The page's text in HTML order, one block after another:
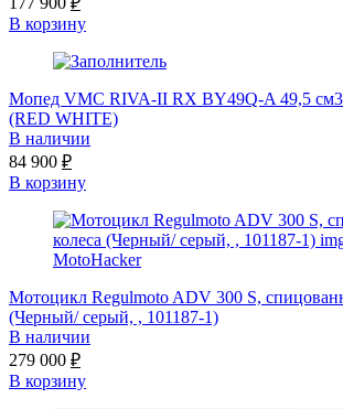
В корзину
Мопед VMC RIVA-II RX BY49Q-A 49,5
(RED WHITE)
В наличии
84 900 ₽
В корзину
Мотоцикл Regulmoto ADV 300 S,
(Черный/ серый, , 101187-1)
В наличии
279 000 ₽
В корзину